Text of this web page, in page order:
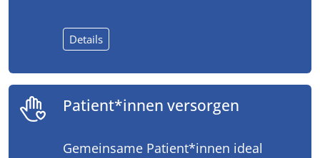
Details
Patient*innen versorgen
Gemeinsame Patient*innen ideal